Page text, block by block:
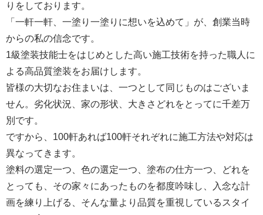
りをしております。
「一軒一軒、一塗り一塗りに想いを込めて」が、創業当時
からの私の信念です。
1級塗装技能士をはじめとした高い施工技術を持った職人に
よる高品質塗装をお届けします。
皆様の大切なお住まいは、一つとして同じものはございま
せん。劣化状況、家の形状、大きさどれをとってに千差万
別です。
ですから、100軒あれば100軒それぞれに施工方法や対応は
異なってきます。
塗料の選定一つ、色の選定一つ、塗布の仕方一つ、どれを
とっても、その家々にあったものを都度吟味し、入念な計
画を練り上げる、そんな量より品質を重視しているスタイ